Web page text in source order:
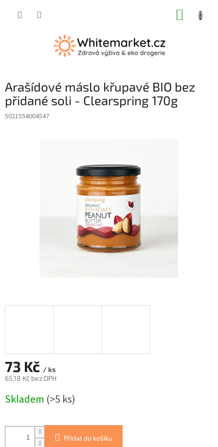
Arašídové máslo křupavé BIO bez
přidané soli - Clearspring 170g
5021554004547
73 Kč / ks
65,18 Kč bez DPH
cena:
Skladem (>5 ks)
Přidat do košíku